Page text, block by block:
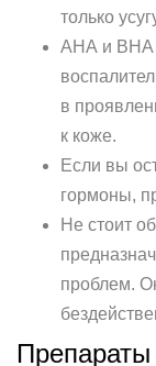
только
АНА и ВНА
в
к коже.
Если вы
гормоны,
Не стоит
проблем.